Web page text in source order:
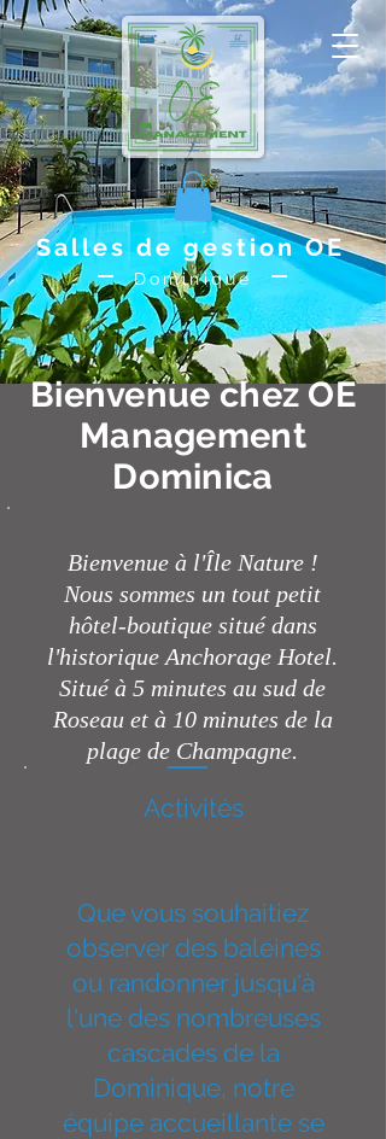
Salles de gestion OE
Dominique
Bienvenue chez OE
Management
Dominica
Bienvenue à l'Île Nature !
Nous sommes un tout petit
hôtel-boutique situé dans
l'historique Anchorage Hotel.
Situé à 5 minutes au sud de
Roseau et à 10 minutes de la
plage de Champagne.
Activités
Que vous souhaitiez
observer des baleines
ou randonner jusqu'à
l'une des nombreuses
cascades de la
Dominique, notre
équipe accueillante se